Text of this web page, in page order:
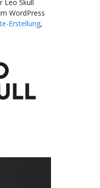
Leo Skull
WordPress
Erstellung,